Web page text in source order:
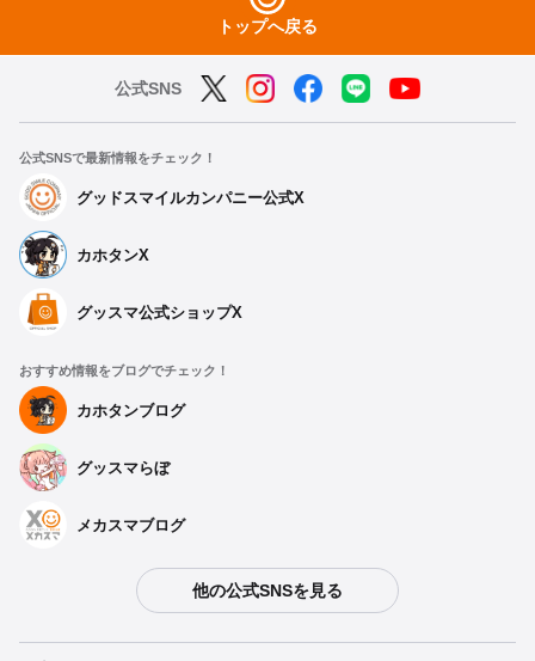
トップへ戻る
公式SNS
公式SNSで最新情報をチェック！
グッドスマイルカンパニー公式X
カホタンX
グッスマ公式ショップX
おすすめ情報をブログでチェック！
カホタンブログ
グッスマらぼ
メカスマブログ
他の公式SNSを見る